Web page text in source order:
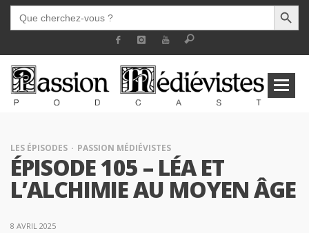
SEARCH
FOR:
SEARCH
LES ÉPISODES PASSION MÉDIÉVISTES
ÉPISODE 105 – LÉA ET
L’ALCHIMIE AU MOYEN ÂGE
8 AVRIL 2025